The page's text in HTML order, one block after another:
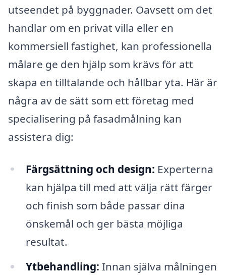
utseendet på byggnader. Oavsett om det
handlar om en privat villa eller en
kommersiell fastighet, kan professionella
målare ge den hjälp som krävs för att
skapa en tilltalande och hållbar yta. Här är
några av de sätt som ett företag med
specialisering på fasadmålning kan
assistera dig:
Färgsättning och design: Experterna
kan hjälpa till med att välja rätt färger
och finish som både passar dina
önskemål och ger bästa möjliga
resultat.
Ytbehandling: Innan själva målningen